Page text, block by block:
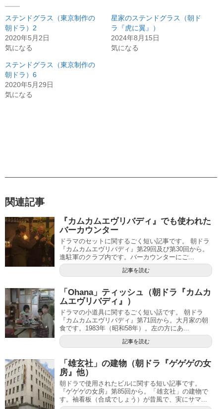
ステンドグラス（東京制作の
朝ドラ）2
2020年5月2日
気になる
星家のステンドグラス（朝ド
ラ『虎に翼』）
2024年8月15日
気になる
ステンドグラス（東京制作の
朝ドラ）6
2020年5月29日
気になる
関連記事
『カムカムエヴリバディ』でも使われた
バーカウンター
ドラマのセットに関するごく短い記事です。 朝ドラ
『カムカムエヴリバディ』第29回及び第30回から。
進駐軍のクラブ内です。バーカウンターにご...
記事を読む
「Ohana」ティッシュ（朝ドラ『カムカ
ムエヴリバディ』）
ドラマの小道具に関するごく短い話です。 朝ドラ
『カムカムエヴリバディ』第71回から。大月家の朝
食です。1983年（昭和58年）。左の方にあ...
記事を読む
「雄玄社」の建物（朝ドラ『ゲゲゲの女
房』他）
朝ドラで使用されたビルに関する短い記事です。
『ゲゲゲの女房』第85回から。「雄玄社」の建物で
す。袖看板（合成でしょう）が昔風で、実にサマ...